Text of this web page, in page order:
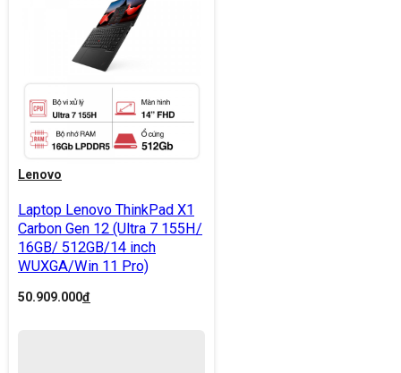
Lenovo
Laptop Lenovo ThinkPad X1
Carbon Gen 12 (Ultra 7 155H/
16GB/ 512GB/14 inch
WUXGA/Win 11 Pro)
50.909.000đ